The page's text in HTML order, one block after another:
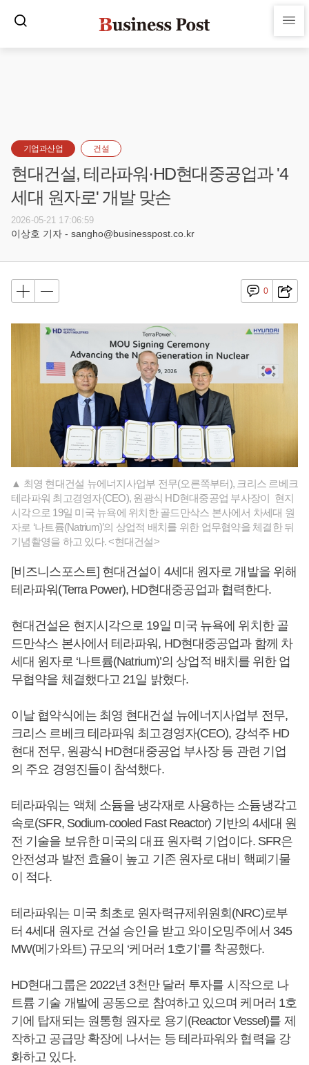
기업과산업 건설
현대건설, 테라파워·HD현대중공업과 '4
세대 원자로' 개발 맞손
2026-05-21 17:06:59
이상호 기자 - sangho@businesspost.co.kr
0
▲ 최영 현대건설 뉴에너지사업부 전무(오른쪽부터), 크리스 르베크
테라파워 최고경영자(CEO), 원광식 HD현대중공업 부사장이 현지
시각으로 19일 미국 뉴욕에 위치한 골드만삭스 본사에서 차세대 원
자로 ‘나트륨(Natrium)’의 상업적 배치를 위한 업무협약을 체결한 뒤
기념촬영을 하고 있다. <현대건설>
[비즈니스포스트] 현대건설이 4세대 원자로 개발을 위해
테라파워(Terra Power), HD현대중공업과 협력한다.
현대건설은 현지시각으로 19일 미국 뉴욕에 위치한 골
드만삭스 본사에서 테라파워, HD현대중공업과 함께 차
세대 원자로 ‘나트륨(Natrium)’의 상업적 배치를 위한 업
무협약을 체결했다고 21일 밝혔다.
이날 협약식에는 최영 현대건설 뉴에너지사업부 전무,
크리스 르베크 테라파워 최고경영자(CEO), 강석주 HD
현대 전무, 원광식 HD현대중공업 부사장 등 관련 기업
의 주요 경영진들이 참석했다.
테라파워는 액체 소듐을 냉각재로 사용하는 소듐냉각고
속로(SFR, Sodium-cooled Fast Reactor) 기반의 4세대 원
전 기술을 보유한 미국의 대표 원자력 기업이다. SFR은
안전성과 발전 효율이 높고 기존 원자로 대비 핵폐기물
이 적다.
테라파워는 미국 최초로 원자력규제위원회(NRC)로부
터 4세대 원자로 건설 승인을 받고 와이오밍주에서 345
MW(메가와트) 규모의 ‘케머러 1호기’를 착공했다.
HD현대그룹은 2022년 3천만 달러 투자를 시작으로 나
트륨 기술 개발에 공동으로 참여하고 있으며 케머러 1호
기에 탑재되는 원통형 원자로 용기(Reactor Vessel)를 제
작하고 공급망 확장에 나서는 등 테라파워와 협력을 강
화하고 있다.